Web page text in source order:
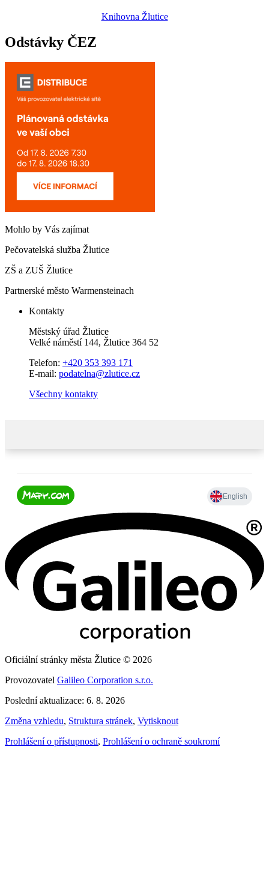
Knihovna Žlutice
Odstávky ČEZ
Mohlo by Vás zajímat
Pečovatelská služba Žlutice
ZŠ a ZUŠ Žlutice
Partnerské město Warmensteinach
Kontakty
Městský úřad Žlutice
Velké náměstí 144, Žlutice 364 52
Telefon: +420 353 393 171
E-mail: podatelna@zlutice.cz
Všechny kontakty
Oficiální stránky města Žlutice © 2026
Provozovatel Galileo Corporation s.r.o.
Poslední aktualizace: 6. 8. 2026
Změna vzhledu, Struktura stránek, Vytisknout
Prohlášení o přístupnosti, Prohlášení o ochraně soukromí